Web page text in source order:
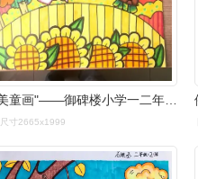
"最美童画"——御碑楼小学一二年级优秀美术作品期末展示
尺寸2665x1999